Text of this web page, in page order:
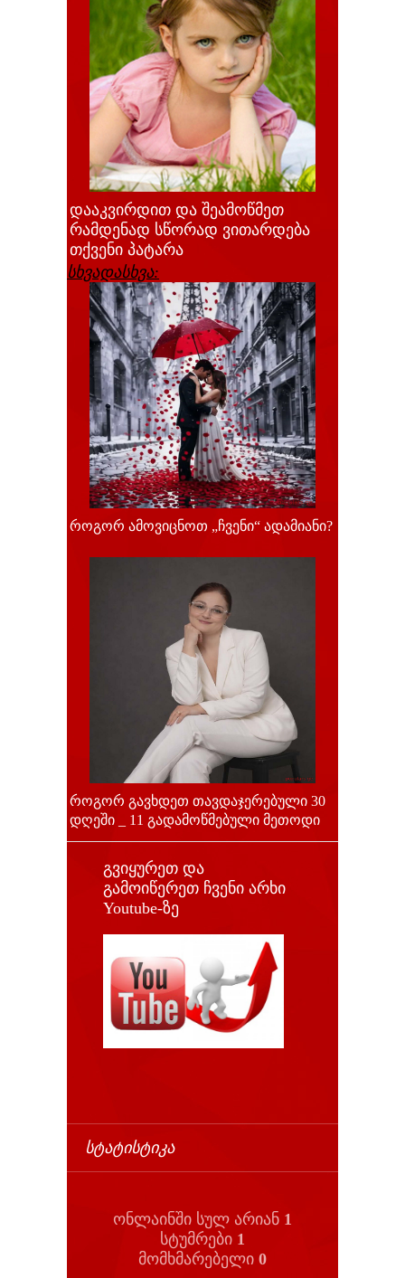
დააკვირდით და შეამოწმეთ
რამდენად სწორად ვითარდება
თქვენი პატარა
სხვადასხვა:
როგორ ამოვიცნოთ „ჩვენი“ ადამიანი?
როგორ გავხდეთ თავდაჯერებული 30
დღეში _ 11 გადამოწმებული მეთოდი
გვიყურეთ და
გამოიწერეთ ჩვენი არხი
Youtube-ზე
ᲡᲢᲐᲢᲘᲡᲢᲘᲙᲐ
ონლაინში სულ არიან 1
სტუმრები 1
მომხმარებელი 0